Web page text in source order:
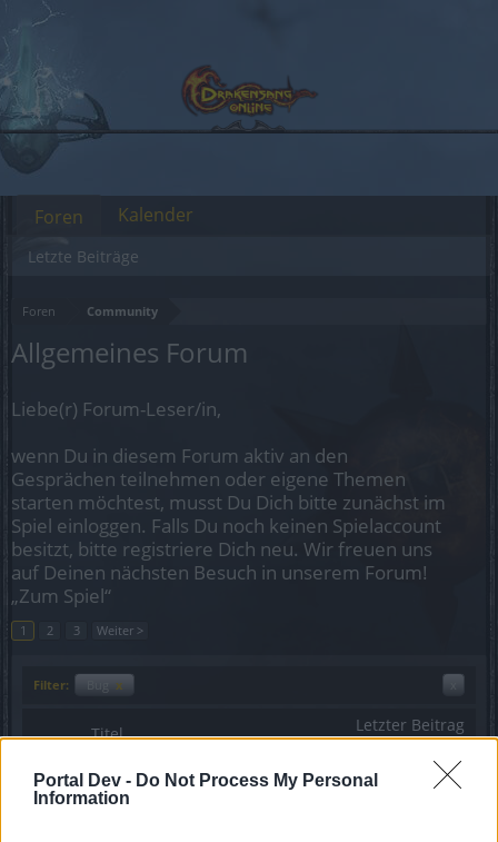
Portal Dev - Do Not Process My Personal
Information
Foren Community
Allgemeines Forum
Liebe(r) Forum-Leser/in,
wenn Du in diesem Forum aktiv an den
Gesprächen teilnehmen oder eigene Themen
starten möchtest, musst Du Dich bitte zunächst im
Spiel einloggen. Falls Du noch keinen Spielaccount
besitzt, bitte registriere Dich neu. Wir freuen uns
auf Deinen nächsten Besuch in unserem Forum!
„Zum Spiel“
1 2 3 Weiter >
Filter: x
Titel
Letzter Beitrag
↓
Bug Deluxe funktioniert nicht
jochi386
Foren
Letzte Beiträge
Kalender